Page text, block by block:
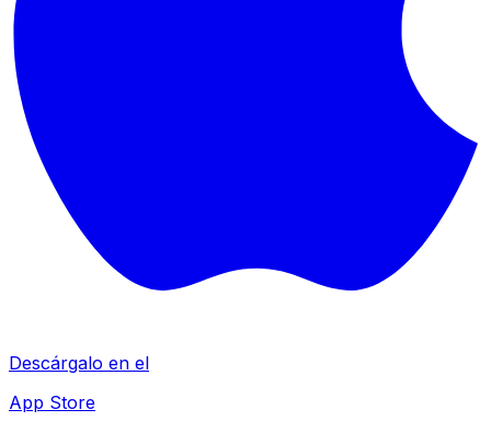
Descárgalo en el
App Store